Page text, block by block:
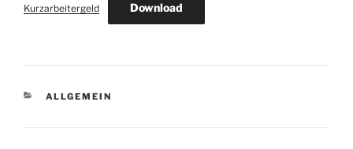
Kurzarbeitergeld Download
KATEGORIEN
ALLGEMEIN